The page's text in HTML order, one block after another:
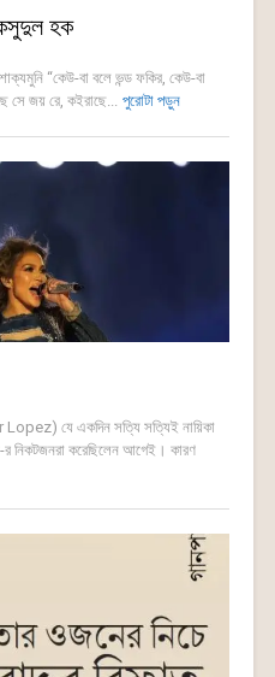
হক
“কেউ-বা বলে ভন্ড ফকির, কেউ-বা
সে জয় রে, কইরাছে... পুরোটা পড়ুন
যে একদিন সত্যি সত্যিই নায়িকা
র নিকটজনরা করেছিলেন আগেই। কারণ